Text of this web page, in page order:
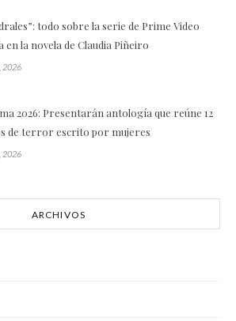
todo sobre la serie de Prime Video
en la novela de Claudia Piñeiro
2026
2026: Presentarán antología que reúne 12
de terror escrito por mujeres
2026
ARCHIVOS